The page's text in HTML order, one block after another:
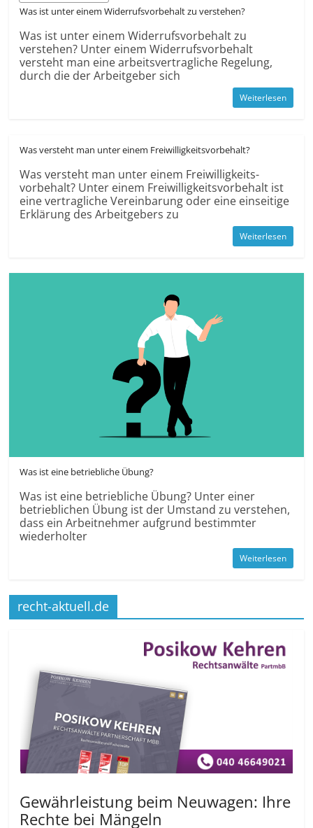
Was ist unter einem Widerrufs­vorbehalt zu verstehen?
Was ist unter einem Widerrufs­vorbehalt zu
verstehen? Unter einem Widerrufs­vorbehalt
versteht man eine arbeits­vertrag­liche Regelung,
durch die der Arbeitgeber sich
Weiterlesen
Was versteht man unter einem Freiwilligkeits­vorbehalt?
Was versteht man unter einem Freiwilligkeits­
vorbehalt? Unter einem Freiwilligkeits­vorbehalt ist
eine vertragliche Vereinbarung oder eine einseitige
Erklärung des Arbeit­gebers zu
Weiterlesen
Was ist eine betrieb­liche Übung?
Was ist eine betrieb­liche Übung? Unter einer
betrieblichen Übung ist der Umstand zu verstehen,
dass ein Arbeit­nehmer aufgrund bestimmter
wieder­holter
Weiterlesen
recht-aktuell.de
Gewährleistung beim Neuwagen: Ihre
Rechte bei Mängeln